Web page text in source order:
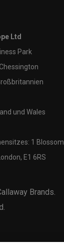
Ltd
Park
und Wales
1 Blossom
E1 6RS
Brands.